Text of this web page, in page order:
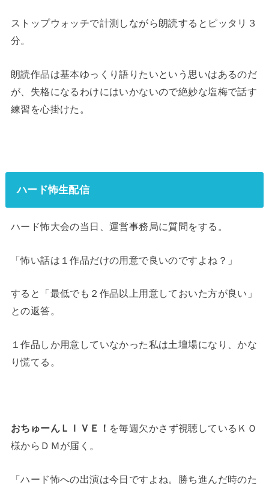
ストップウォッチで計測しながら朗読するとピッタリ３
分。
朗読作品は基本ゆっくり語りたいという思いはあるのだ
が、失格になるわけにはいかないので絶妙な塩梅で話す
練習を心掛けた。
ハード怖生配信
ハード怖大会の当日、運営事務局に質問をする。
「怖い話は１作品だけの用意で良いのですよね？」
すると「最低でも２作品以上用意しておいた方が良い」
との返答。
１作品しか用意していなかった私は土壇場になり、かな
り慌てる。
おちゅーんＬＩＶＥ！ を毎週欠かさず視聴しているＫＯ
様からＤＭが届く。
「ハード怖への出演は今日ですよね。勝ち進んだ時のた